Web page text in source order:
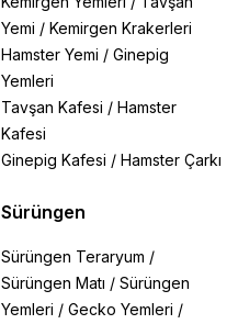
Yemi / Kemirgen Krakerleri
Hamster Yemi / Ginepig
Yemleri
Tavşan Kafesi / Hamster
Kafesi
Ginepig Kafesi / Hamster Çarkı
Sürüngen
Sürüngen Teraryum /
Sürüngen Matı / Sürüngen
Yemleri / Gecko Yemleri /